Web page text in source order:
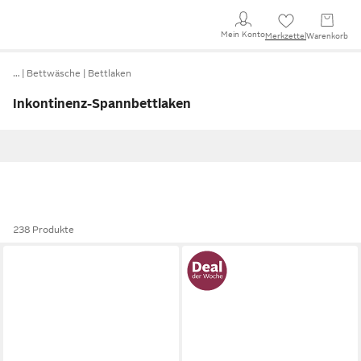
Mein KontoMerkzettel Warenkorb
… Bettwäsche Bettlaken
Inkontinenz-Spannbettlaken
238 Produkte